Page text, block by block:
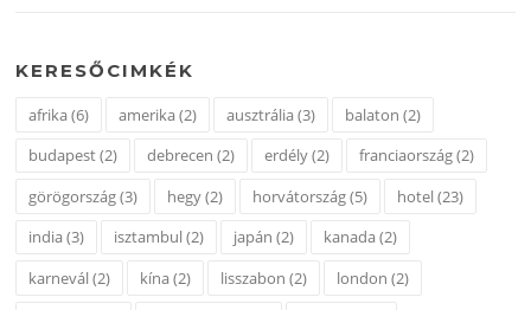
KERESŐCIMKÉK
afrika(6) amerika(2) ausztrália(3) balaton (2)
budapest(2) debrecen (2) erdély(2) franciaország(2)
görögország(3) hegy(2) horvátország(5) hotel(23)
india(3) isztambul(2) japán (2) kanada(2)
karnevál(2) kína(2) lisszabon (2) london (2)